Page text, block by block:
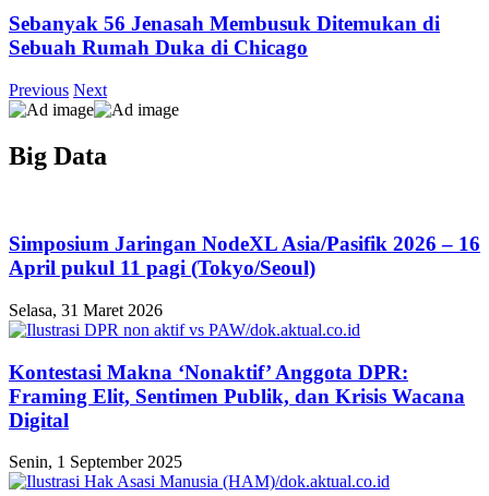
Sebanyak 56 Jenasah Membusuk Ditemukan di
Sebuah Rumah Duka di Chicago
Previous Next
Big Data
Simposium Jaringan NodeXL Asia/Pasifik 2026 – 16
April pukul 11 ​​pagi (Tokyo/Seoul)
Selasa, 31 Maret 2026
Kontestasi Makna ‘Nonaktif’ Anggota DPR:
Framing Elit, Sentimen Publik, dan Krisis Wacana
Digital
Senin, 1 September 2025